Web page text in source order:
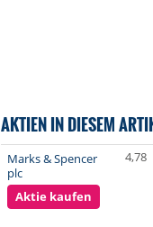
AKTIEN IN DIESEM
Marks & Spencer
plc
Aktie kaufen
4,78